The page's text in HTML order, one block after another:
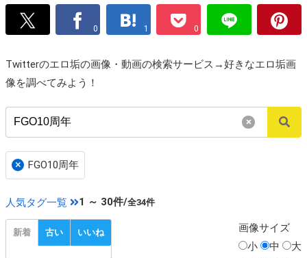
0 1 0
Twitterのエロ垢の画像・動画の検索サービス→好きなエロ垢画
像を調べてみよう！
×
× FGO10周年
人気タグ一覧 1 ～ 30件/全34件
新着 古い いいね 画像サイズ
小
中
大